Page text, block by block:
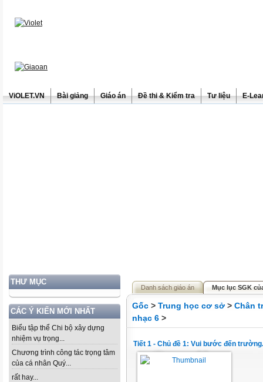
ViOLET.VN Bài giảng Giáo án Đề thi & Kiểm tra Tư liệu E-
THƯ MỤC
CÁC Ý KIẾN MỚI NHẤT
Biểu tập thể Chi bộ xây dựng
nhiệm vụ trọng...
Chương trình công tác trọng tâm
của cá nhân Quý...
rất hay...
Danh sách giáo án Mục lục SGK
Gốc > Trung học cơ sở > Chân
nhạc 6 >
Tiết 1 - Chủ đề 1: Vui bước đến trường.